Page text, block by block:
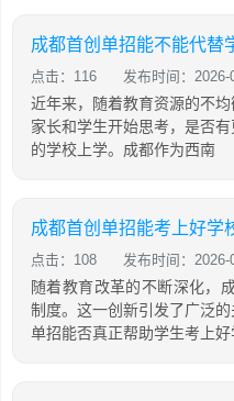
成都首创单招能不能代替
点击：116 发布时间：2026-
近年来，随着教育资源的不
家长和学生开始思考，是否
的学校上学。成都作为西南
成都首创单招能考上好学
点击：108 发布时间：2026-
随着教育改革的不断深化，
制度。这一创新引发了广泛
单招能否真正帮助学生考上好